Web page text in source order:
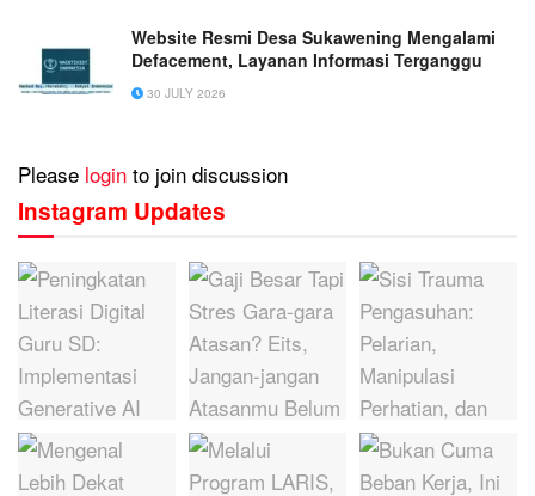
Website Resmi Desa Sukawening Mengalami
Defacement, Layanan Informasi Terganggu
30 JULY 2026
Please login to join discussion
Instagram Updates